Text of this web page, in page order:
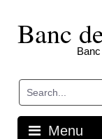
contentBanc
Menu